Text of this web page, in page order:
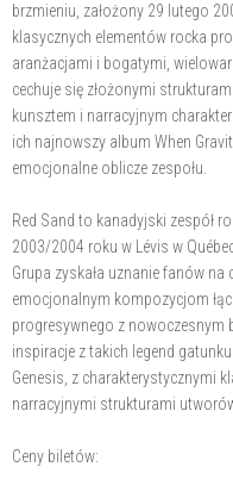
brzmieniu, założony 29 lutego
klasycznych elementów rocka
aranżacjami i bogatymi,
cechuje się złożonymi
kunsztem i narracyjnym
ich najnowszy album When
emocjonalne oblicze zespołu.
Red Sand to kanadyjski zespół
2003/2004 roku w Lévis w
Grupa zyskała uznanie fanów na
emocjonalnym kompozycjom
progresywnego z nowoczesnym
inspiracje z takich legend
Genesis, z charakterystycznymi
narracyjnymi strukturami
Ceny biletów: